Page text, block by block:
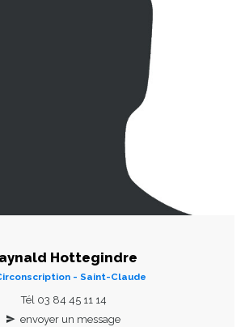
Hottegindre
- Saint-Claude
Tél 03 84 45 11 14
envoyer un message